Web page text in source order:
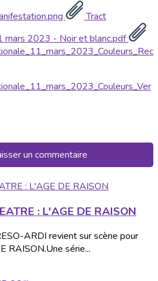
Tract
mars 2023 - Noir et blanc.pdf
un commentaire
: L'AGE DE RAISON
ARDI revient sur scène pour
RAISON.Une série...